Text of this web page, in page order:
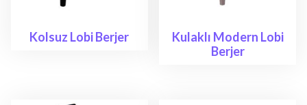
Kolsuz Lobi Berjer
Kulaklı Modern Lobi
Berjer